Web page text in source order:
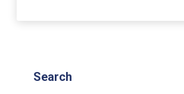
Search